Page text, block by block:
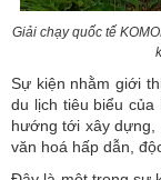
Giải chạy quốc tế
Sự kiện nhằm giới
du lịch tiêu biểu
hướng tới xây dựng,
văn hoá hấp dẫn,